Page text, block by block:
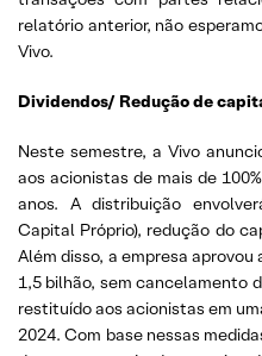
relatório anterior, não
Vivo.
Dividendos/ Redução de
Neste semestre, a Vivo
aos acionistas de mais de
anos. A distribuição
Capital Próprio), redução do
Além disso, a empresa
1,5 bilhão, sem cancelamento
restituído aos acionistas em
2024. Com base nessas